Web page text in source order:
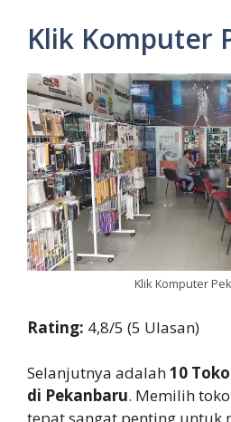
Klik Komputer
Klik Komputer
Rating: 4,8/5 (5 Ulasan)
Selanjutnya adalah10
di Pekanbaru. Memilih